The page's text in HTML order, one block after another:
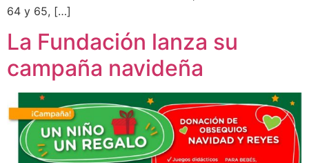
64 y 65, […]
La Fundación lanza su
campaña navideña